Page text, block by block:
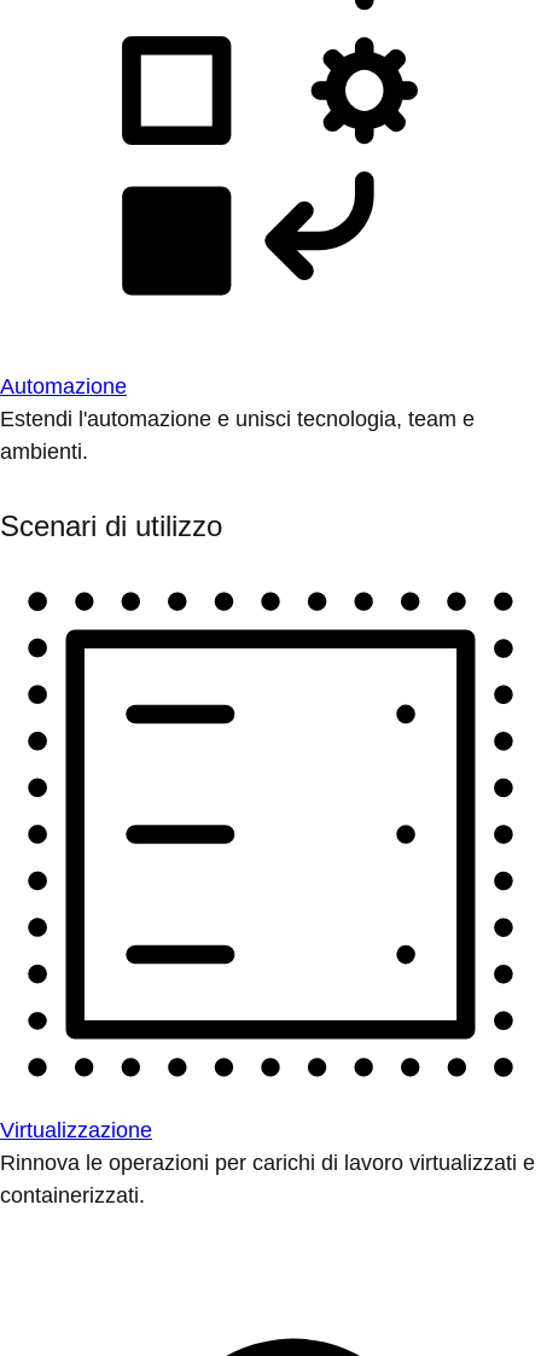
Automazione
Estendi l'automazione e unisci tecnologia, team e
ambienti.
Scenari di utilizzo
Virtualizzazione
Rinnova le operazioni per carichi di lavoro virtualizzati e
containerizzati.